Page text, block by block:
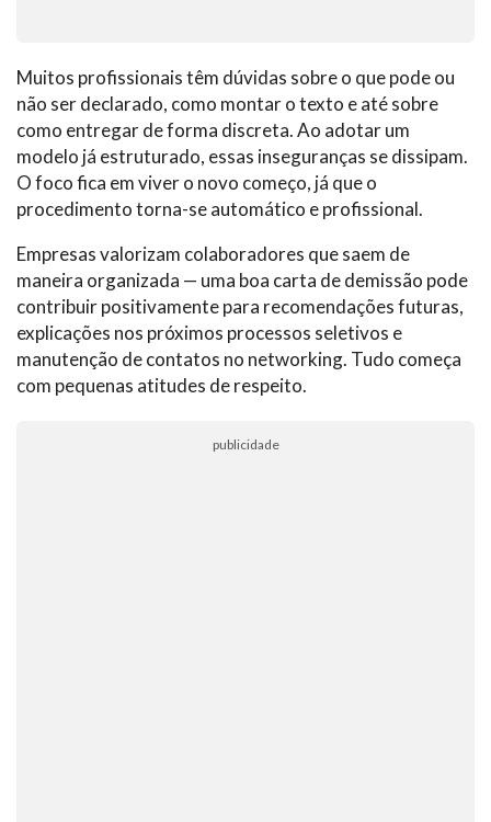
Muitos profissionais têm dúvidas sobre o que pode ou
não ser declarado, como montar o texto e até sobre
como entregar de forma discreta. Ao adotar um
modelo já estruturado, essas inseguranças se dissipam.
O foco fica em viver o novo começo, já que o
procedimento torna-se automático e profissional.
Empresas valorizam colaboradores que saem de
maneira organizada — uma boa carta de demissão pode
contribuir positivamente para recomendações futuras,
explicações nos próximos processos seletivos e
manutenção de contatos no networking. Tudo começa
com pequenas atitudes de respeito.
publicidade